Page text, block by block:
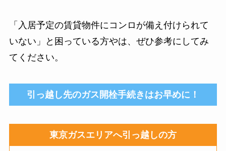
「入居予定の賃貸物件にコンロが備え付けられて
いない」と困っている方やは、ぜひ参考にしてみ
てください。
引っ越し先のガス開栓手続きはお早めに！
東京ガスエリアへ引っ越しの方